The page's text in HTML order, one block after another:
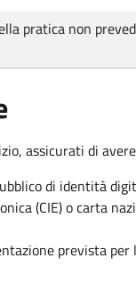
pratica non
assicurati di
di identità
(CIE) o carta
prevista per